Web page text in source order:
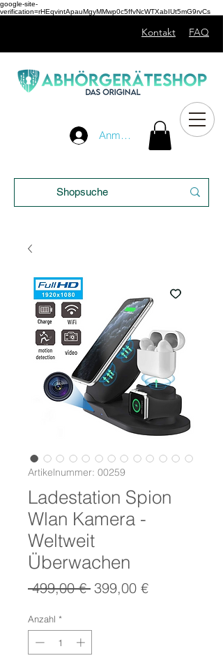
google-site-
verification=rHEqvintApauMgyMMwp0c5ffvNcWTXabIUt5mG9rvCs
Anmelden
Kontakt FAQ
Artikelnummer: 00259
Ladestation Spion
Wlan Kamera -
Weltweit
Überwachen
499,00 € Standardpreis
399,00 €Sale-
Anzahl *